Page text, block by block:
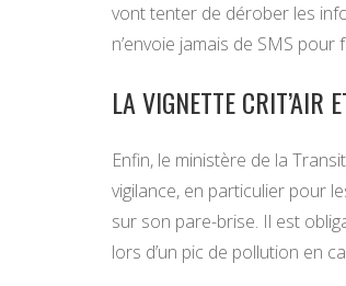
vont tenter de dérober les
n’envoie jamais de SMS
LA VIGNETTE CRIT’AIR
Enfin, le ministère de la
vigilance, en particulier pour
sur son pare-brise. Il est
lors d’un pic de pollution en